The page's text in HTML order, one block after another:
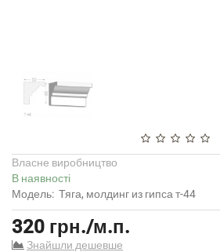
Власне виробництво
В наявності
Модель: Тяга, молдинг из гипса т-44
320 грн./м.п.
Знайшли дешевше